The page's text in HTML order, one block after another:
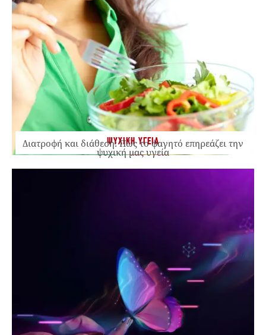
ΨΥΧΙΚΗ ΥΓΕΙΑ
Διατροφή και διάθεση: Πώς το φαγητό επηρεάζει την
ψυχική μας υγεία